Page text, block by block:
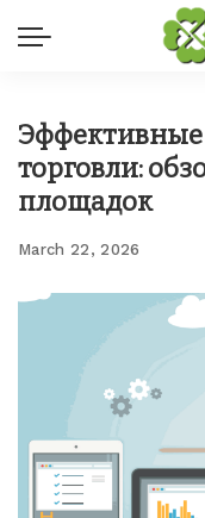
торговли:
площадок
March 22, 2026